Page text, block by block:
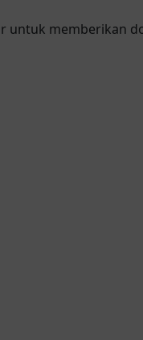
memberikan